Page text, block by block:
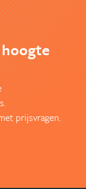
prijsvragen.